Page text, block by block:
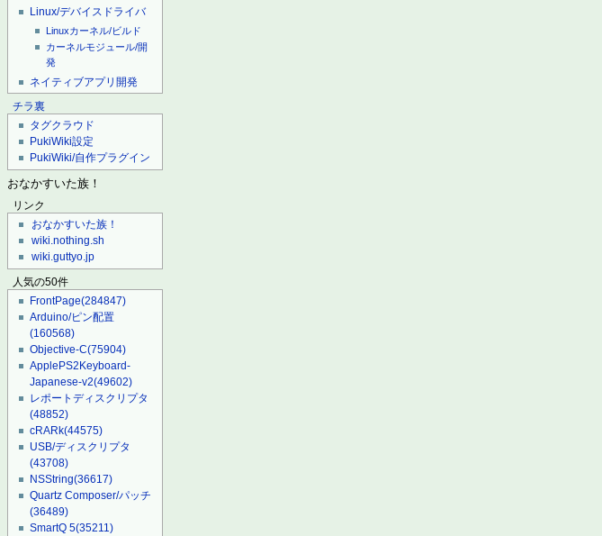
Linux/デバイスドライバ
Linuxカーネル/ビルド
カーネルモジュール/開
発
ネイティブアプリ開発
チラ裏
タグクラウド
PukiWiki設定
PukiWiki/自作プラグイン
おなかすいた族！
リンク
おなかすいた族！
wiki.nothing.sh
wiki.guttyo.jp
人気の50件
FrontPage(284847)
Arduino/ピン配置
(160568)
Objective-C(75904)
ApplePS2Keyboard-
Japanese-v2(49602)
レポートディスクリプタ
(48852)
cRARk(44575)
USB/ディスクリプタ
(43708)
NSString(36617)
Quartz Composer/パッチ
(36489)
SmartQ 5(35211)